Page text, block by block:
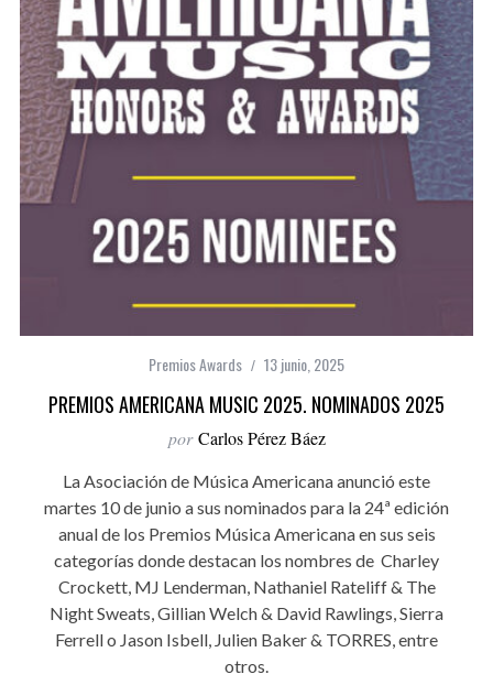
Premios Awards 13 junio, 2025
PREMIOS AMERICANA MUSIC 2025. NOMINADOS 2025
por Carlos Pérez Báez
La Asociación de Música Americana anunció este
martes 10 de junio a sus nominados para la 24ª edición
anual de los Premios Música Americana en sus seis
categorías donde destacan los nombres de Charley
Crockett, MJ Lenderman, Nathaniel Rateliff & The
Night Sweats, Gillian Welch & David Rawlings, Sierra
Ferrell o Jason Isbell, Julien Baker & TORRES, entre
otros.